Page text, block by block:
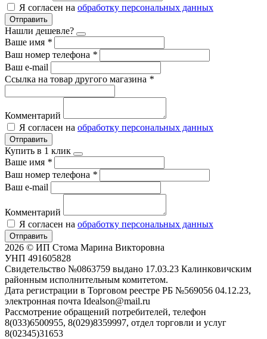
Я согласен на обработку персональных данных
Отправить
Нашли дешевле?
Ваше имя *
Ваш номер телефона *
Ваш e-mail
Ссылка на товар другого магазина *
Комментарий
Я согласен на обработку персональных данных
Отправить
Купить в 1 клик
Ваше имя *
Ваш номер телефона *
Ваш e-mail
Комментарий
Я согласен на обработку персональных данных
Отправить
2026 © ИП Стома Марина Викторовна
УНП 491605828
Свидетельство №0863759 выдано 17.03.23 Калинковичским
районным исполнительным комитетом.
Дата регистрации в Торговом реестре РБ №569056 04.12.23,
электронная почта Idealson@mail.ru
Рассмотрение обращений потребителей, телефон
8(033)6500955, 8(029)8359997, отдел торговли и услуг
8(02345)31653